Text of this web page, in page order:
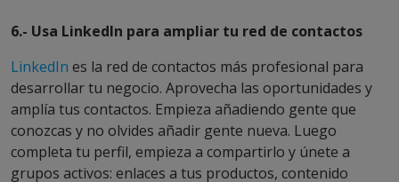
6.- Usa LinkedIn para ampliar tu red de contactos
LinkedIn es la red de contactos más profesional para
desarrollar tu negocio. Aprovecha las oportunidades y
amplía tus contactos. Empieza añadiendo gente que
conozcas y no olvides añadir gente nueva. Luego
completa tu perfil, empieza a compartirlo y únete a
grupos activos: enlaces a tus productos, contenido